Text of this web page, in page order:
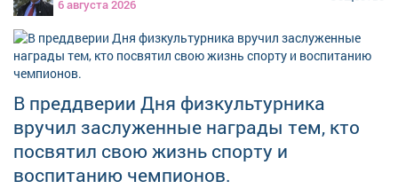
предупредит пассажиров, чтобы всем было
комфортно, – сказали в аэропорту. Кузбассовцам
предложено выбрать имя для роботизированного
трудяги: варианты принимаются до 10 августа в
породили десятки идей. Среди них "АэроКузя",
"Новокузя", "Робочист", "Пылетузик", "Мойша",Р. У. А. Н.
(робот-уборщик аэропорта Новокузнецк), "Робби" и
другие.
6 августа 2026
В преддверии Дня физкультурника
вручил заслуженные награды тем, кто
посвятил свою жизнь спорту и
воспитанию чемпионов.